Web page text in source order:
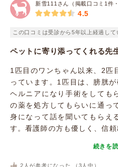
新雪111さん（掲載口コミ1件
4.5
この口コミは受診から5年以上経過して
ペットに寄り添ってくれる先
1匹目のワンちゃん以来、2匹
っています。1匹目は、膀胱
ヘルニアになり手術をしても
の薬を処方してもらいに通っ
身になって話を聞いてもらえ
す。看護師の方も優しく、信頼
続きを
2 人が参考になった （ 3 人中）